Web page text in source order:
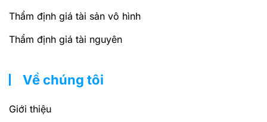
Thẩm định giá tài sản vô hình
Thẩm định giá tài nguyên
Về chúng tôi
Giới thiệu